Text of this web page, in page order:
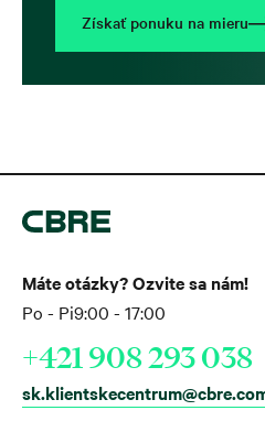
Získať ponuku na mieru
Máte otázky? Ozvite sa nám!
Po - Pi9:00 - 17:00
+421 908 293 038